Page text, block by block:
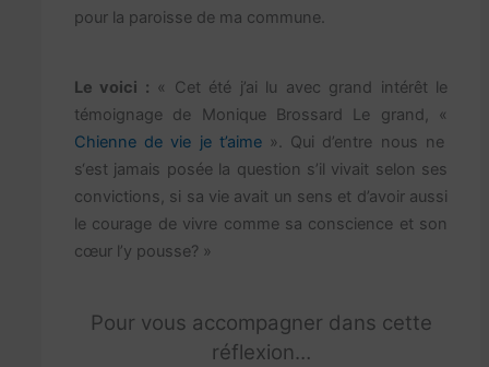
pour la paroisse de ma commune.
Le voici : « Cet été j’ai lu avec grand intérêt le
témoignage de Monique Brossard Le grand, «
Chienne de vie je t’aime ». Qui d’entre nous ne
s‘est jamais posée la question s’il vivait selon ses
convictions, si sa vie avait un sens et d’avoir aussi
le courage de vivre comme sa conscience et son
cœur l’y pousse? »
Pour vous accompagner dans cette
réflexion…